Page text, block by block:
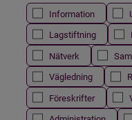
Information
Lagstiftning
Nätverk
Vägledning
Föreskrifter